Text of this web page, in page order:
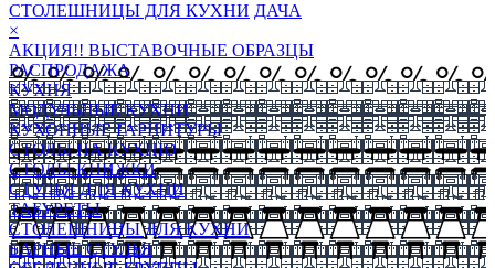
СТОЛЕШНИЦЫ ДЛЯ КУХНИ ДАЧА
×
АКЦИЯ!! ВЫСТАВОЧНЫЕ ОБРАЗЦЫ
РАСПРОДАЖА
КУХНЯ
МОДУЛЬНЫЕ КУХНИ
КУХОННЫЕ ГАРНИТУРЫ
СТОЛЫ НА КУХНЮ
СТОЛЫ КНИЖКИ
СТУЛЬЯ ДЛЯ КУХНИ
ТАБУРЕТЫ
СТОЛЕШНИЦЫ ДЛЯ КУХНИ
БАРНЫЕ СТУЛЬЯ